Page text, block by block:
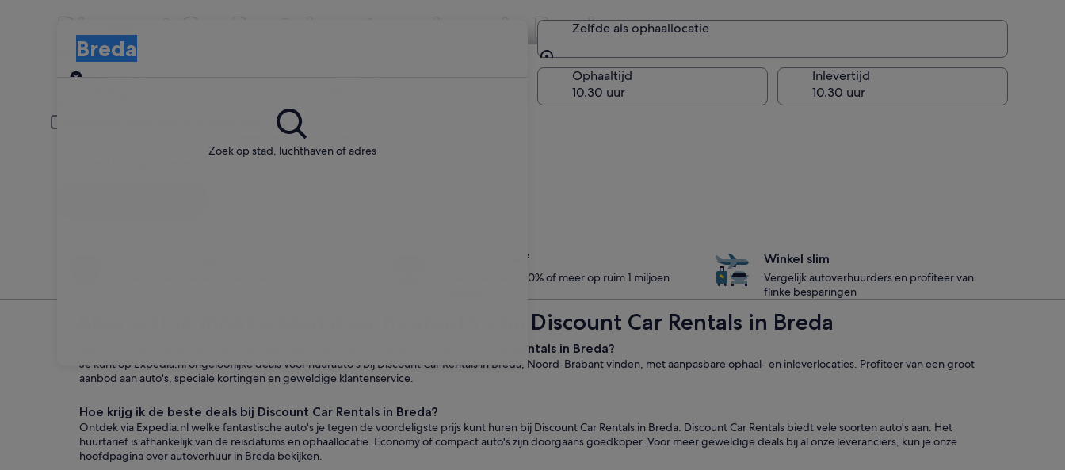
Discount Car Rentals autoverhuur in Breda
Zoek op stad, luchthaven of adres
Breda
Ophalen
Zelfde als ophaallocatie
Zelfde als ophaallocatie
Ophaaltijd Inlevertijd
Jonge of oudere bestuurders kunnen gevraagd worden een extra toeslag te betalen.
Trakteer jezelf
Leden besparen 10% of meer op ruim 1 miljoen
Winkel slim
Vergelijk autoverhuurders en profiteer van
flinke besparingen
Alles wat je moet weten over huurauto's bij Discount Car Rentals in Breda
Wat zijn de voordelen van via Expedia.nl een auto huren bij Discount Car Rentals in Breda?
Je kunt op Expedia.nl ongelooflijke deals voor huurauto's bij Discount Car Rentals in Breda, Noord-Brabant vinden, met aanpasbare ophaal- en inleverlocaties. Profiteer van een groot
aanbod aan auto's, speciale kortingen en geweldige klantenservice.
Hoe krijg ik de beste deals bij Discount Car Rentals in Breda?
Ontdek via Expedia.nl welke fantastische auto's je tegen de voordeligste prijs kunt huren bij Discount Car Rentals in Breda. Discount Car Rentals biedt vele soorten auto's aan. Het
huurtarief is afhankelijk van de reisdatums en ophaallocatie. Economy of compact auto's zijn doorgaans goedkoper. Voor meer geweldige deals bij al onze leveranciers, kun je onze
hoofdpagina over autoverhuur in Breda bekijken.